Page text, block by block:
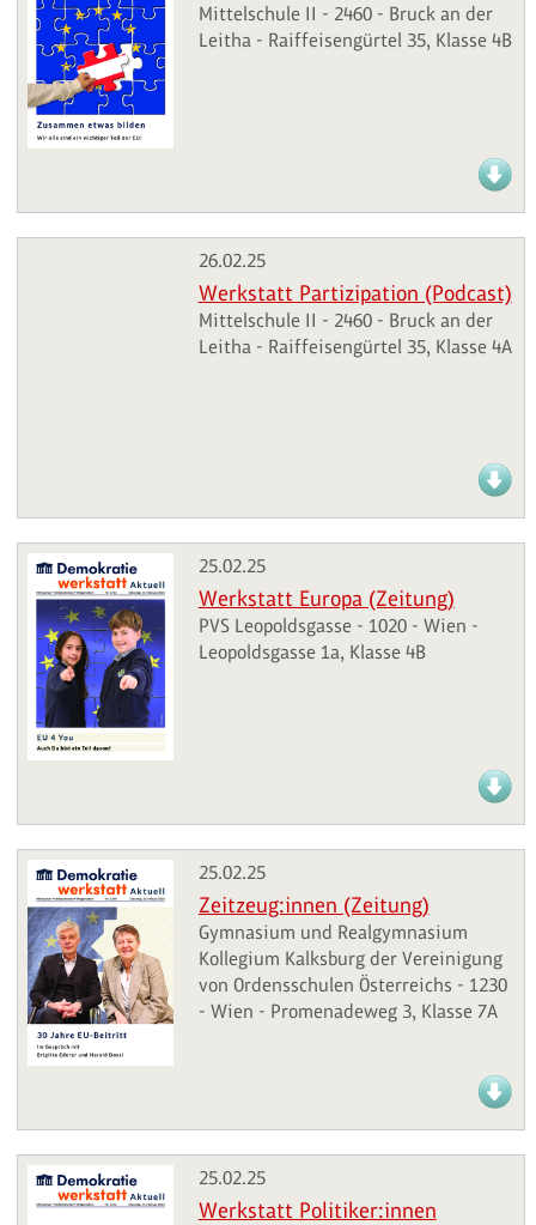
Mittelschule II - 2460 - Bruck an der
Leitha - Raiffeisengürtel 35, Klasse 4B
26.02.25
Werkstatt Partizipation (Podcast)
Mittelschule II - 2460 - Bruck an der
Leitha - Raiffeisengürtel 35, Klasse 4A
25.02.25
Werkstatt Europa (Zeitung)
PVS Leopoldsgasse - 1020 - Wien -
Leopoldsgasse 1a, Klasse 4B
25.02.25
Zeitzeug:innen (Zeitung)
Gymnasium und Realgymnasium
Kollegium Kalksburg der Vereinigung
von Ordensschulen Österreichs - 1230
- Wien - Promenadeweg 3, Klasse 7A
25.02.25
Werkstatt Politiker:innen